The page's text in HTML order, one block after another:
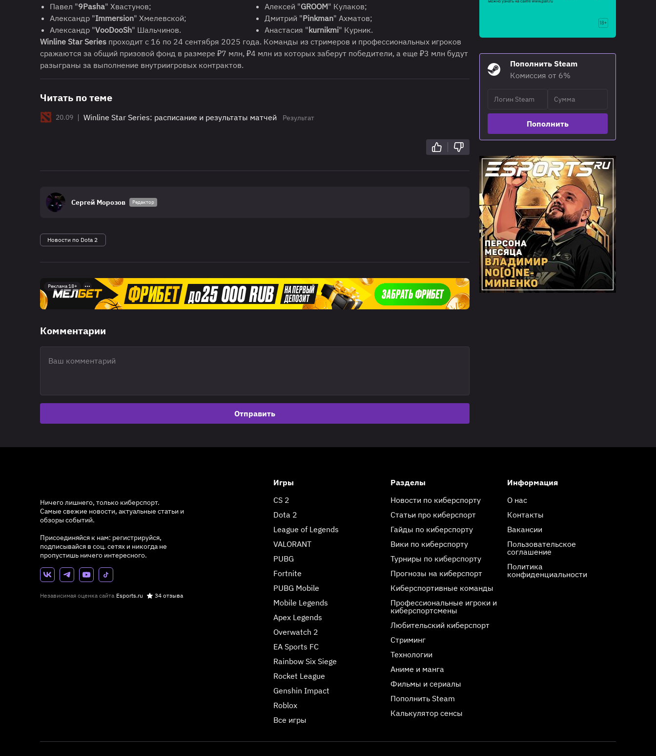
Павел "9Pasha" Хвастунов;
Александр "Immersion" Хмелевской;
Александр "VooDooSh" Шальчинов.
Алексей "GROOM" Кулаков;
Дмитрий "Pinkman" Ахматов;
Анастасия "kurnikmi" Курник.
Winline Star Series проходит с 16 по 24 сентября 2025 года. Команды из стримеров и профессиональных игроков
сражаются за общий призовой фонд в размере ₽7 млн, ₽4 млн из которых заберут победители, а еще ₽3 млн будут
разыграны за выполнение внутриигровых контрактов.
Читать по теме
20.09 | Winline Star Series: расписание и результаты матчей Результат
Сергей Морозов Редактор
Новости по Dota 2
Реклама 18+
Комментарии
Отправить
Пополнить Steam
Комиссия от 6%
Пополнить
Ничего лишнего, только киберспорт.
Самые свежие новости, актуальные статьи и
обзоры событий.
Присоединяйся к нам: регистрируйся,
подписывайся в соц. сетях и никогда не
пропустишь ничего интересного.
Независимая оценка сайта Esports.ru 34 отзыва
Игры
CS 2
Dota 2
League of Legends
VALORANT
PUBG
Fortnite
PUBG Mobile
Mobile Legends
Apex Legends
Overwatch 2
EA Sports FC
Rainbow Six Siege
Rocket League
Genshin Impact
Roblox
Все игры
Разделы
Новости по киберспорту
Статьи про киберспорт
Гайды по киберспорту
Вики по киберспорту
Турниры по киберспорту
Прогнозы на киберспорт
Киберспортивные команды
Профессиональные игроки и
киберспортсмены
Любительский киберспорт
Стриминг
Технологии
Аниме и манга
Фильмы и сериалы
Пополнить Steam
Калькулятор сенсы
Информация
О нас
Контакты
Вакансии
Пользовательское
соглашение
Политика
конфиденциальности